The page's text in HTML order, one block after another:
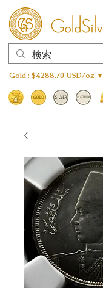
Gold : $4288.70 USD/oz ▼